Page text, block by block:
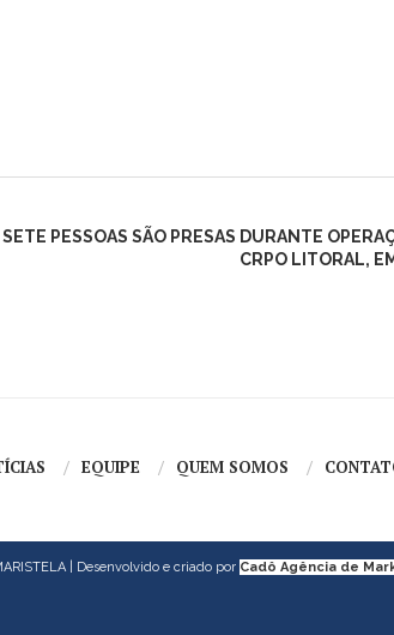
SETE PESSOAS SÃO PRESAS DURANTE
CRPO LITORAL,
EQUIPE QUEM SOMOS
| Desenvolvido e criado por Cadô Agência de